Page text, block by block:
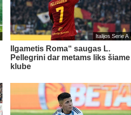
Italijos Serie A
Ilgametis Roma“ saugas L.
Pellegrini dar metams liks šiame
klube